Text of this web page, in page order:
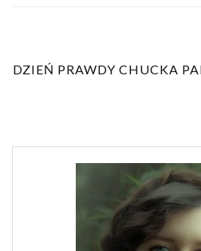
DZIEŃ PRAWDY CHUCKA